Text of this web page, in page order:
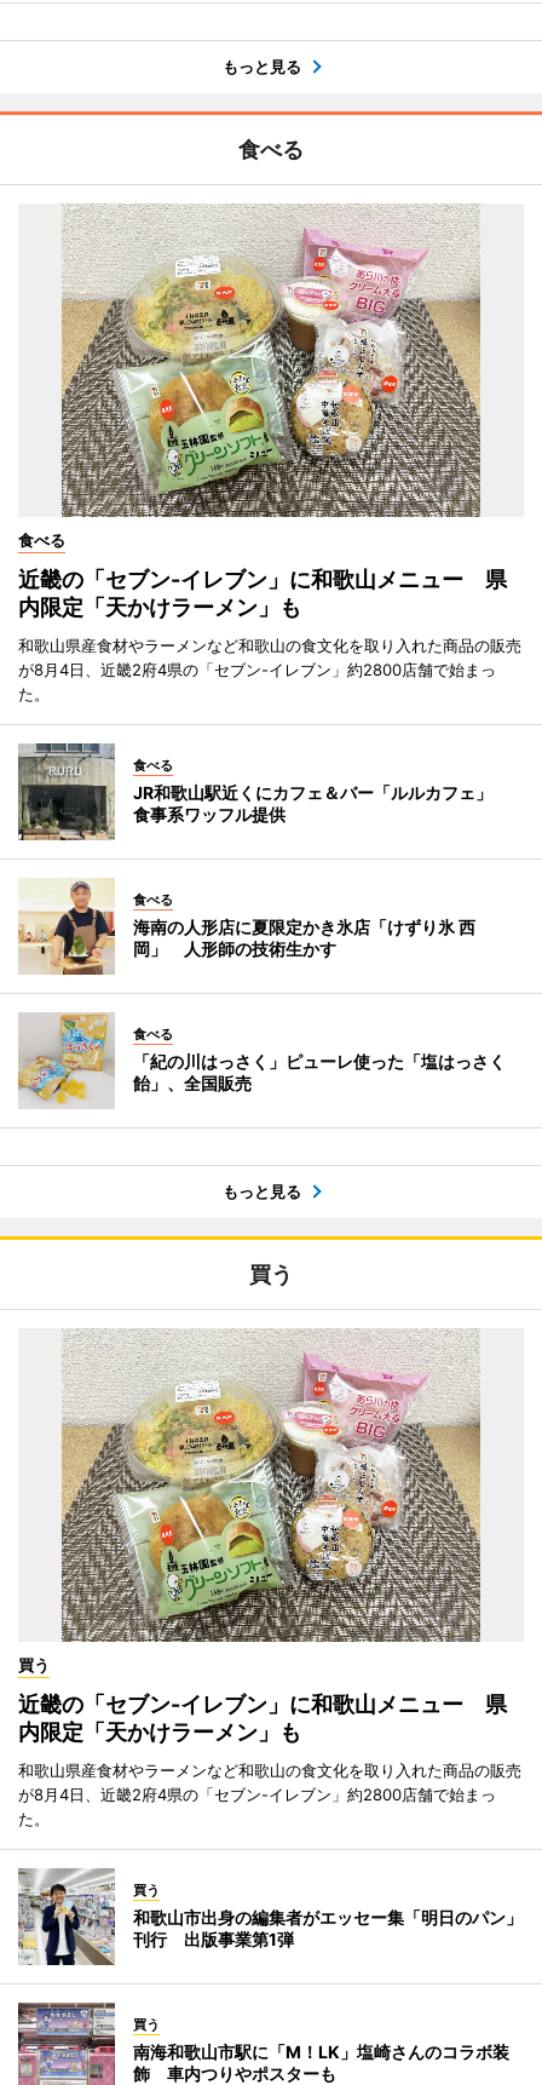
もっと見る
食べる
食べる
近畿の「セブン-イレブン」に和歌山メニュー 県
内限定「天かけラーメン」も
和歌山県産食材やラーメンなど和歌山の食文化を取り入れた商品の販売
が8月4日、近畿2府4県の「セブン-イレブン」約2800店舗で始まっ
た。
食べる
JR和歌山駅近くにカフェ＆バー「ルルカフェ」
食事系ワッフル提供
食べる
海南の人形店に夏限定かき氷店「けずり氷 西
岡」 人形師の技術生かす
食べる
「紀の川はっさく」ピューレ使った「塩はっさく
飴」、全国販売
もっと見る
買う
買う
近畿の「セブン-イレブン」に和歌山メニュー 県
内限定「天かけラーメン」も
和歌山県産食材やラーメンなど和歌山の食文化を取り入れた商品の販売
が8月4日、近畿2府4県の「セブン-イレブン」約2800店舗で始まっ
た。
買う
和歌山市出身の編集者がエッセー集「明日のパン」
刊行 出版事業第1弾
買う
南海和歌山市駅に「M！LK」塩崎さんのコラボ装
飾 車内つりやポスターも